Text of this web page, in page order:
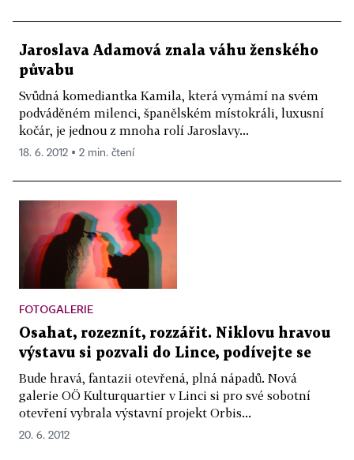
Jaroslava Adamová znala váhu ženského
půvabu
Svůdná komediantka Kamila, která vymámí na svém
podváděném milenci, španělském místokráli, luxusní
kočár, je jednou z mnoha rolí Jaroslavy...
18. 6. 2012 ▪ 2 min. čtení
FOTOGALERIE
Osahat, rozeznít, rozzářit. Niklovu hravou
výstavu si pozvali do Lince, podívejte se
Bude hravá, fantazii otevřená, plná nápadů. Nová
galerie OÖ Kulturquartier v Linci si pro své sobotní
otevření vybrala výstavní projekt Orbis...
20. 6. 2012